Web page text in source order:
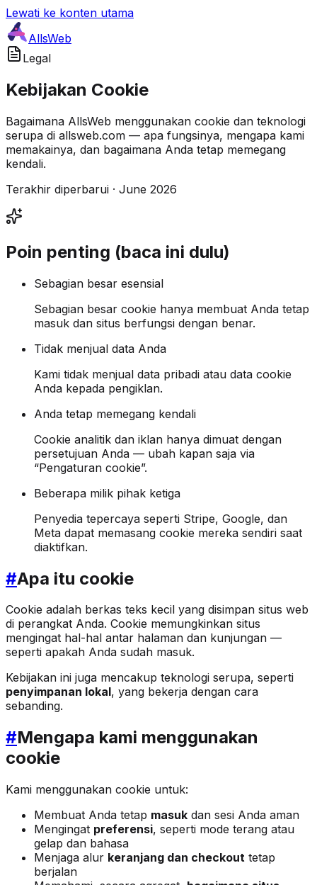
Lewati ke konten utama
AllsWeb
Legal
Kebijakan Cookie
Bagaimana AllsWeb menggunakan cookie dan teknologi
serupa di allsweb.com — apa fungsinya, mengapa kami
memakainya, dan bagaimana Anda tetap memegang
kendali.
Terakhir diperbarui · June 2026
Poin penting (baca ini dulu)
Sebagian besar esensial
Sebagian besar cookie hanya membuat Anda tetap
masuk dan situs berfungsi dengan benar.
Tidak menjual data Anda
Kami tidak menjual data pribadi atau data cookie
Anda kepada pengiklan.
Anda tetap memegang kendali
Cookie analitik dan iklan hanya dimuat dengan
persetujuan Anda — ubah kapan saja via
“Pengaturan cookie”.
Beberapa milik pihak ketiga
Penyedia tepercaya seperti Stripe, Google, dan
Meta dapat memasang cookie mereka sendiri saat
diaktifkan.
#Apa itu cookie
Cookie adalah berkas teks kecil yang disimpan situs web
di perangkat Anda. Cookie memungkinkan situs
mengingat hal-hal antar halaman dan kunjungan —
seperti apakah Anda sudah masuk.
Kebijakan ini juga mencakup teknologi serupa, seperti
penyimpanan lokal, yang bekerja dengan cara
sebanding.
#Mengapa kami menggunakan
cookie
Kami menggunakan cookie untuk:
Membuat Anda tetap masuk dan sesi Anda aman
Mengingat preferensi, seperti mode terang atau
gelap dan bahasa
Menjaga alur keranjang dan checkout tetap
berjalan